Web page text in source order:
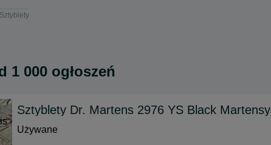
Sztyblety
1 000 ogłoszeń
Sztyblety Dr. Martens 2976 YS Black Martensy
Używane